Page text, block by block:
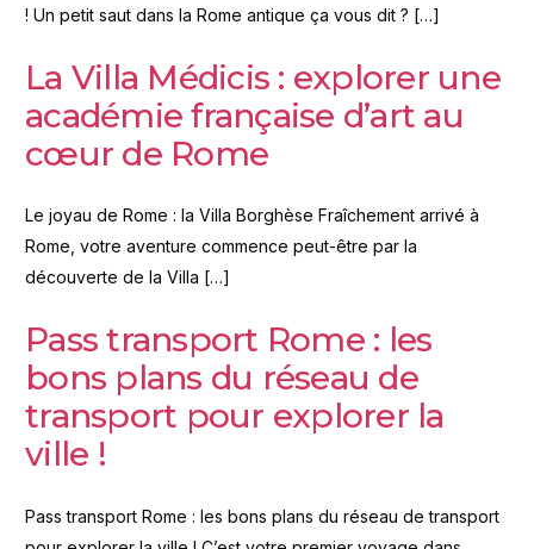
! Un petit saut dans la Rome antique ça vous dit ? […]
La Villa Médicis : explorer une
académie française d’art au
cœur de Rome
Le joyau de Rome : la Villa Borghèse Fraîchement arrivé à
Rome, votre aventure commence peut-être par la
découverte de la Villa […]
Pass transport Rome : les
bons plans du réseau de
transport pour explorer la
ville !
Pass transport Rome : les bons plans du réseau de transport